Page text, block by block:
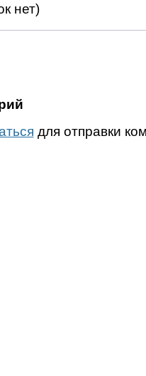
нет)
для отправки